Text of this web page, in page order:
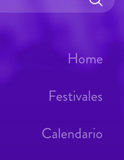
Home
Festivales
Calendario